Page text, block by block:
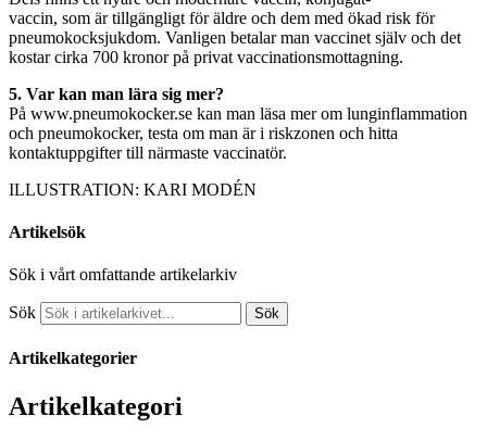
vaccin, som är tillgängligt för äldre och dem med ökad risk för
pneumokocksjukdom. Vanligen betalar man vaccinet själv och det
kostar cirka 700 kronor på privat vaccinationsmottagning.
5. Var kan man lära sig mer?
På www.pneumokocker.se kan man läsa mer om lunginflammation
och pneumokocker, testa om man är i riskzonen och hitta
kontaktuppgifter till närmaste vaccinatör.
ILLUSTRATION: KARI MODÉN
Artikelsök
Sök i vårt omfattande artikelarkiv
Sök Sök
Artikelkategorier
Artikelkategori